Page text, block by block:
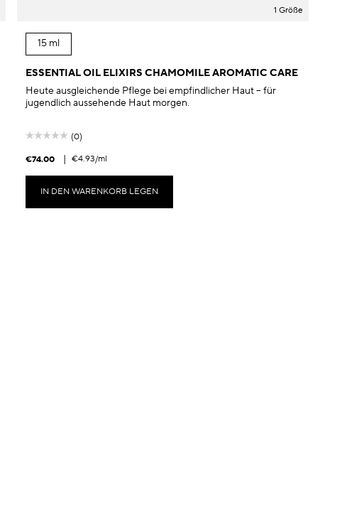
1 Größe
15 ml
ESSENTIAL OIL ELIXIRS CHAMOMILE AROMATIC CARE
Heute ausgleichende Pflege bei empfindlicher Haut – für
jugendlich aussehende Haut morgen.
(0)
€74.00 | €4.93/ml
IN DEN WARENKORB LEGEN